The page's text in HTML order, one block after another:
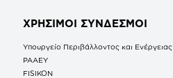
ΧΡΗΣΙΜΟΙ ΣΥΝΔΕΣΜΟΙ
Υπουργείο Περιβάλλοντος και Ενέργειας
ΡΑΑΕΥ
FISIKON